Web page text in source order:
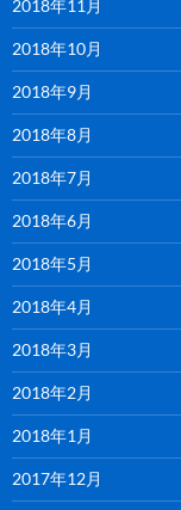
2018年11月
2018年10月
2018年9月
2018年8月
2018年7月
2018年6月
2018年5月
2018年4月
2018年3月
2018年2月
2018年1月
2017年12月